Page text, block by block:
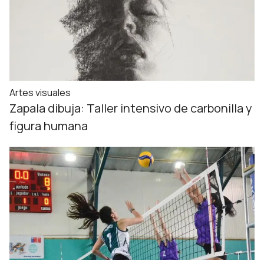
Artes visuales
Zapala dibuja: Taller intensivo de carbonilla y
figura humana